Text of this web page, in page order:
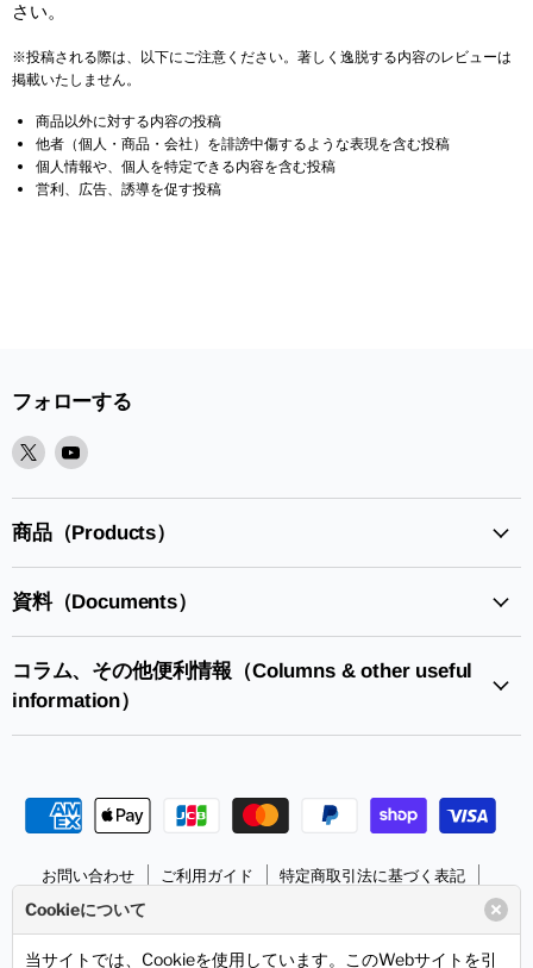
さい。
※投稿される際は、以下にご注意ください。著しく逸脱する内容のレビューは
掲載いたしません。
商品以外に対する内容の投稿
他者（個人・商品・会社）を誹謗中傷するような表現を含む投稿
個人情報や、個人を特定できる内容を含む投稿
営利、広告、誘導を促す投稿
フォローする
X
見
つ
く
い
Youtube
見
つ
く
い
商品（Products）
資料（Documents）
コラム、その他便利情報（Columns & other useful
information）
お問い合わせ ご利用ガイド
特定商取引法に基づく表記
個人情報の取り扱いについて
Cookieについて
当サイトでは、Cookieを使用しています。このWebサイトを引